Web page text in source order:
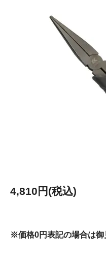
4,810円(税込)
※価格0円表記の場合は御